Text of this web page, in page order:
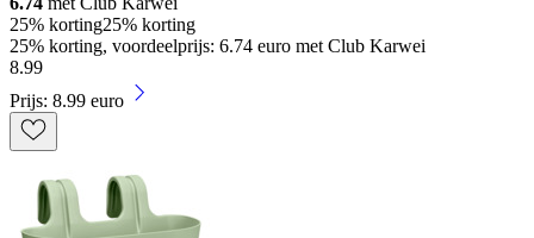
25% korting25% korting
25% korting, voordeelprijs: 6.74 euro met Club Karwei
8.99
Prijs: 8.99 euro